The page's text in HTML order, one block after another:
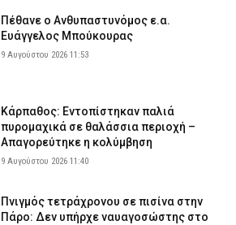
Πέθανε ο Ανθυπαστυνόμος ε.α.
Ευάγγελος Μπούκουρας
9 Αυγούστου 2026 11:53
Κάρπαθος: Εντοπίστηκαν παλιά
πυρομαχικά σε θαλάσσια περιοχή –
Απαγορεύτηκε η κολύμβηση
9 Αυγούστου 2026 11:40
Πνιγμός τετράχρονου σε πισίνα στην
Πάρο: Δεν υπήρχε ναυαγοσώστης στο